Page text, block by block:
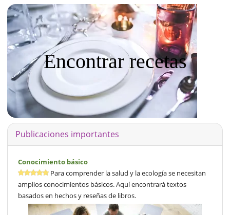
Encontrar recetas
Publicaciones importantes
Conocimiento básico
Para comprender la salud y la ecología se necesitan
amplios conocimientos básicos. Aquí encontrará textos
basados en hechos y reseñas de libros.